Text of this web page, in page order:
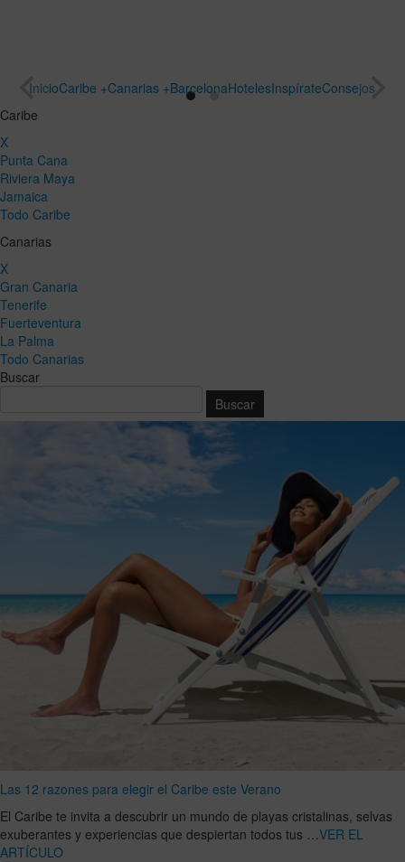
InicioCaribe +Canarias +BarcelonaHotelesInspírateConsejos
Caribe
X
Punta Cana
Riviera Maya
Jamaica
Todo Caribe
Canarias
X
Gran Canaria
Tenerife
Fuerteventura
La Palma
Todo Canarias
Buscar
Las 12 razones para elegir el Caribe este Verano
El Caribe te invita a descubrir un mundo de playas cristalinas, selvas
exuberantes y experiencias que despiertan todos tus …VER EL
ARTÍCULO